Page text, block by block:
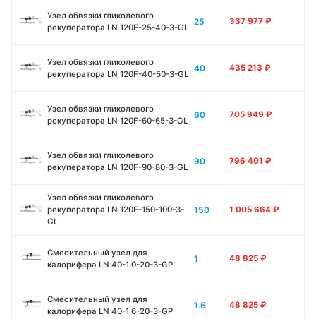
Узел обвязки гликолевого
рекуператора LN 120F-25-40-3-GL
25 337 977 ₽
Узел обвязки гликолевого
рекуператора LN 120F-40-50-3-GL
40 435 213 ₽
Узел обвязки гликолевого
рекуператора LN 120F-60-65-3-GL
60 705 949 ₽
Узел обвязки гликолевого
рекуператора LN 120F-90-80-3-GL
90 796 401 ₽
Узел обвязки гликолевого
рекуператора LN 120F-150-100-3-
GL
150 1 005 664 ₽
Смесительный узел для
калорифера LN 40-1.0-20-3-GP
1 48 825 ₽
Смесительный узел для
калорифера LN 40-1.6-20-3-GP
1.6 48 825 ₽